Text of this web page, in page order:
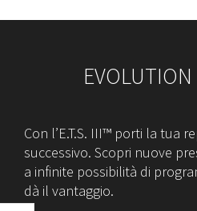
EVOLUTION
Con l’E.T.S. III™ porti la tua
successivo. Scopri nuove
a infinite possibilità di
dà il vantaggio.